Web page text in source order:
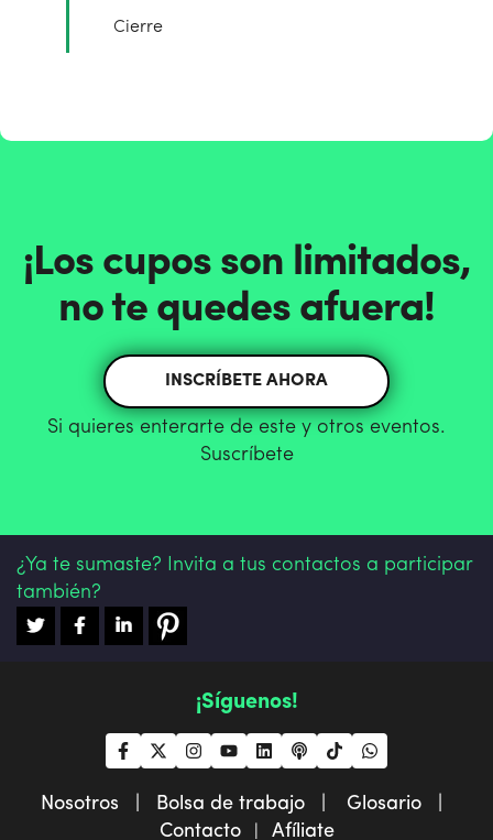
Cierre
¡Los cupos son limitados,
no te quedes afuera!
INSCRÍBETE AHORA
Si quieres enterarte de este y otros eventos.
Suscríbete
¿Ya te sumaste? Invita a tus contactos a participar
también?
¡Síguenos!
Nosotros | Bolsa de trabajo |
Glosario |
Contacto| Afíliate